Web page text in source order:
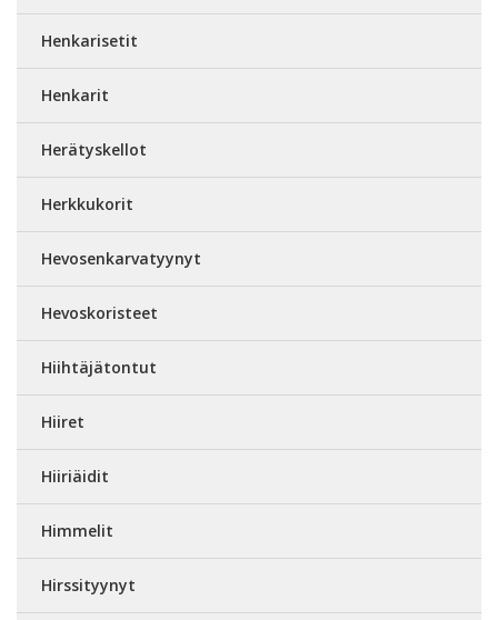
Henkarisetit
Henkarit
Herätyskellot
Herkkukorit
Hevosenkarvatyynyt
Hevoskoristeet
Hiihtäjätontut
Hiiret
Hiiriäidit
Himmelit
Hirssityynyt